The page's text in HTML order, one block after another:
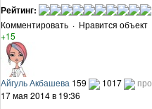
Рейтинг:
Комментировать · Нравится объект
+15
Айгуль Акбашева 159 1017 про
17 мая 2014 в 19:36